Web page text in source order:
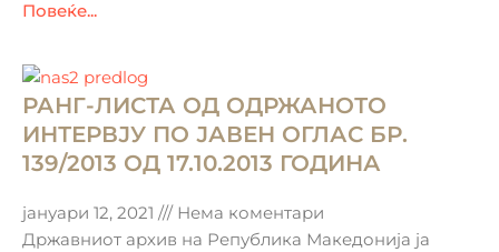
Повеќе...
РАНГ-ЛИСТА ОД ОДРЖАНОТО
ИНТЕРВЈУ ПО ЈАВЕН ОГЛАС БР.
139/2013 ОД 17.10.2013 ГОДИНА
јануари 12, 2021
Нема коментари
Државниот архив на Република Македонија ја